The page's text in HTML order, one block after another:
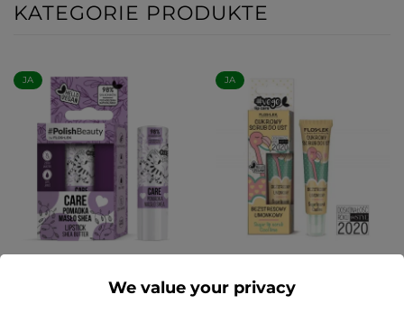
KATEGORIE PRODUKTE
JA
Lippenstift Sheabutter
JA
Zuckerlippenpeeling
Stressfrei Limette 14 g -
We value your privacy